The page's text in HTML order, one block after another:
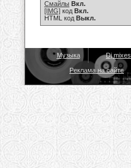
Смайлы Вкл.
[IMG] код Вкл.
HTML код Выкл.
Музыка Dj mixes
Реклама на сайте